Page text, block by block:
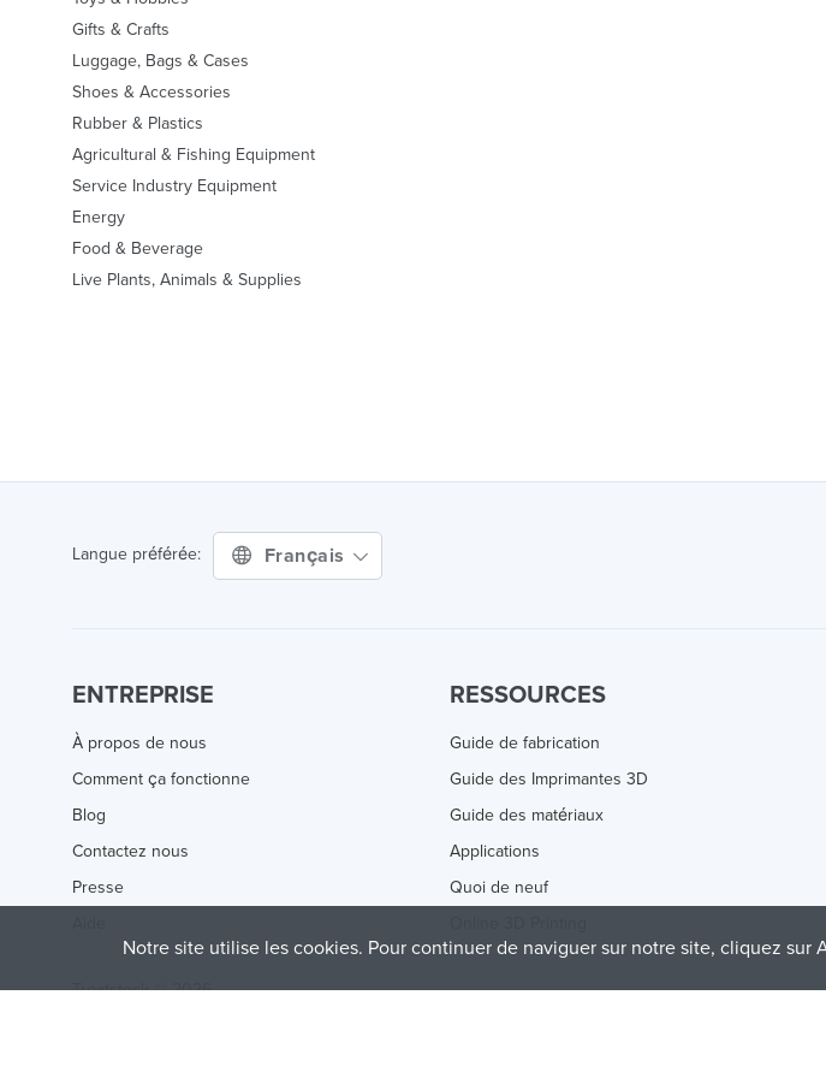
Gifts & Crafts
Luggage, Bags & Cases
Shoes & Accessories
Rubber & Plastics
Agricultural & Fishing Equipment
Service Industry Equipment
Energy
Food & Beverage
Live Plants, Animals & Supplies
Langue préférée: Français
ENTREPRISE
À propos de nous
Comment ça fonctionne
Blog
Contactez nous
Presse
RESSOURCES
Guide de fabrication
Guide des Imprimantes 3D
Guide des matériaux
Applications
Quoi de neuf
Treatstock © 2026
Notre site utilise les cookies. Pour continuer de naviguer sur notre site, cliquez sur